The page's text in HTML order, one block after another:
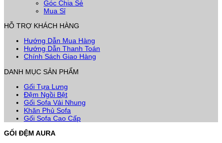
Góc Chia Sẻ
Mua Sỉ
HỖ TRỢ KHÁCH HÀNG
Hướng Dẫn Mua Hàng
Hướng Dẫn Thanh Toán
Chính Sách Giao Hàng
DANH MỤC SẢN PHẨM
Gối Tựa Lưng
Đệm Ngồi Bệt
Gối Sofa Vải Nhung
Khăn Phủ Sofa
Gối Sofa Cao Cấp
GỐI ĐỆM AURA